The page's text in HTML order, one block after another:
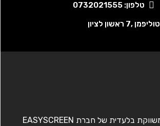
טלפון: 0732021555
טוליפמן ,7 ראשון לציון
MIGON ישראל המשווקת בלעדית של חברת EASYSCREEN